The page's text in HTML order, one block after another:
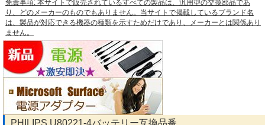
免責事項: 本サイトで販売されているすべての製品は、汎用型の交換部品であ
り、どのメーカーのものでもありません。当サイトで掲載しているブランド名
は、製品が対応できる機器の種類を示すためだけであり、メーカーとは関係あり
ません。